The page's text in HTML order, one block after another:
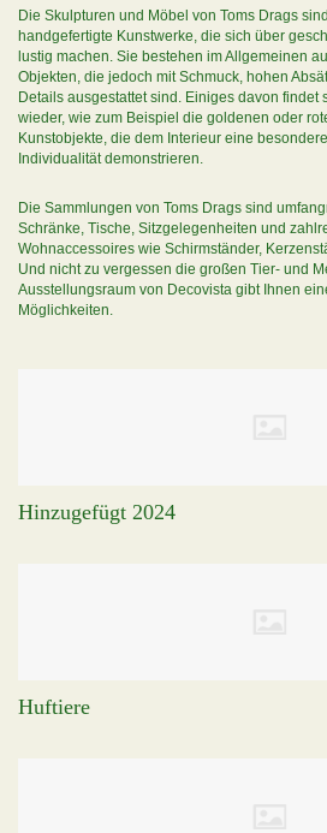
Die Skulpturen und Möbel von Toms Drags
handgefertigte Kunstwerke, die sich über
lustig machen. Sie bestehen im Allgemeinen
Objekten, die jedoch mit Schmuck, hohen
Details ausgestattet sind. Einiges davon findet
wieder, wie zum Beispiel die goldenen oder
Kunstobjekte, die dem Interieur eine
Individualität demonstrieren.
Die Sammlungen von Toms Drags sind
Schränke, Tische, Sitzgelegenheiten und
Wohnaccessoires wie Schirmständer,
Und nicht zu vergessen die großen Tier- und
Ausstellungsraum von Decovista gibt Ihnen
Möglichkeiten.
Hinzugefügt 2024
Huftiere